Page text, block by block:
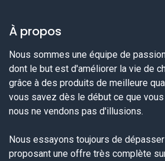
À propos
Nous sommes une équipe de
dont le but est d'améliorer la vie de
grâce à des produits de meilleure
vous savez dès le début ce que
nous ne vendons pas d'illusions.
Nous essayons toujours de
proposant une offre très complète